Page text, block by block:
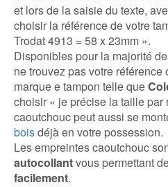
et lors de la saisie du texte,
choisir la référence de votre
Trodat 4913 = 58 x 23mm ».
Disponibles pour la majorité
ne trouvez pas votre référence
marque e tampon telle que
choisir « je précise la taille par
caoutchouc peut aussi se
boisdéjà en votre possession.
Les empreintes caoutchouc
autocollantvous permettant
facilement.